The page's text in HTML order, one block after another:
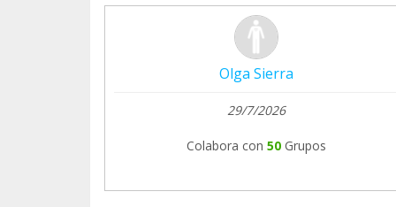
www.teaming.net/asociacionlara
www.teaming.net/
www.teaming.net/
www.teaming.net/veterinariolara
www.teaming.net/leucemicosdelara
Cta : Es 34 0049 1868 11 2910198185
Bizum : 691598283
Olga Sierra
29/7/2026
Colabora con 50 Grupos